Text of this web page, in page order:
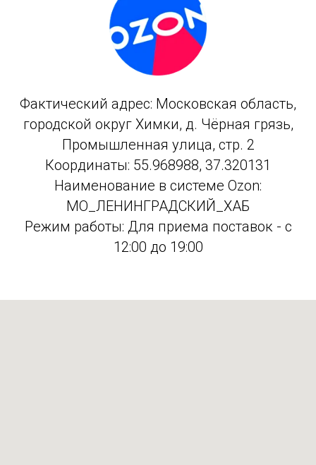
Фактический адрес: Московская область,
городской округ Химки, д. Чёрная грязь,
Промышленная улица, стр. 2
Координаты: 55.968988, 37.320131
Наименование в системе Ozon:
МО_ЛЕНИНГРАДСКИЙ_ХАБ
Режим работы: Для приема поставок - с
12:00 до 19:00